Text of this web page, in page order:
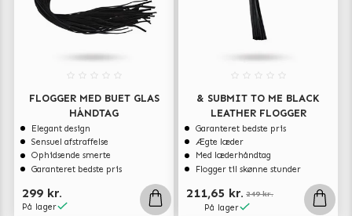
FLOGGER MED BUET GLAS
HÅNDTAG
Elegant design
Sensuel afstraffelse
Ophidsende smerte
Garanteret bedste pris
299 kr.
På lager
& SUBMIT TO ME BLACK
LEATHER FLOGGER
Garanteret bedste pris
Ægte læder
Med læderhåndtag
Flogger til skønne stunder
211,65 kr. 249 kr.
På lager